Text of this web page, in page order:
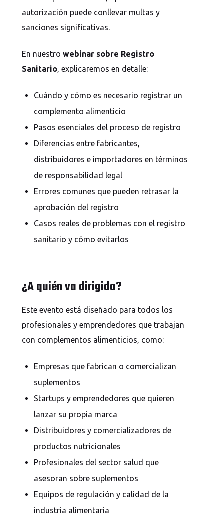
autorización puede conllevar multas y
sanciones significativas.
En nuestro webinar sobre Registro
Sanitario, explicaremos en detalle:
Cuándo y cómo es necesario registrar un
complemento alimenticio
Pasos esenciales del proceso de registro
Diferencias entre fabricantes,
distribuidores e importadores en términos
de responsabilidad legal
Errores comunes que pueden retrasar la
aprobación del registro
Casos reales de problemas con el registro
sanitario y cómo evitarlos
¿A quién va dirigido?
Este evento está diseñado para todos los
profesionales y emprendedores que trabajan
con complementos alimenticios, como:
Empresas que fabrican o comercializan
suplementos
Startups y emprendedores que quieren
lanzar su propia marca
Distribuidores y comercializadores de
productos nutricionales
Profesionales del sector salud que
asesoran sobre suplementos
Equipos de regulación y calidad de la
industria alimentaria